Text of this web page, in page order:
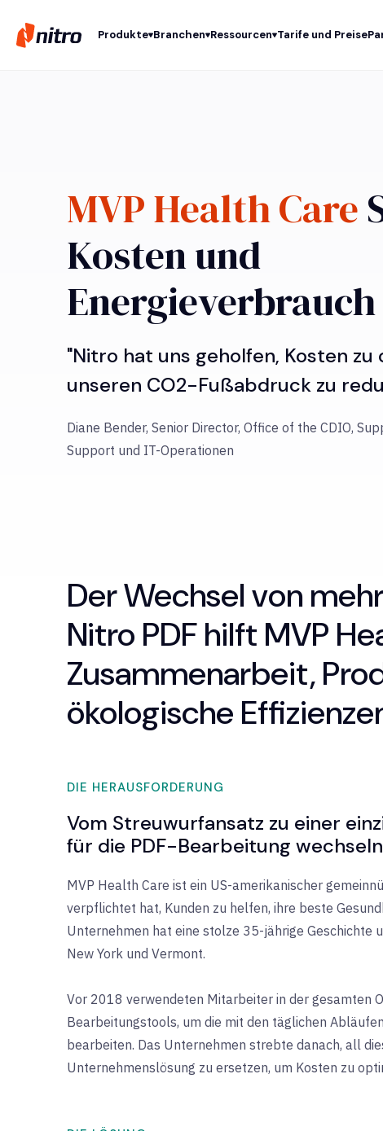
Produkte Branchen Ressourcen Tarife und Preise
MVP Health Care
Kosten und
"Nitro hat uns geholfen, Kosten
unseren CO2-Fußabdruck zu
Diane Bender, Senior Director, Office of the CDIO,
Support und IT-Operationen
Der Wechsel von
Nitro PDF hilft MVP
Zusammenarbeit,
ökologische
DIE HERAUSFORDERUNG
Vom Streuwurfansatz zu einer
für die PDF-Bearbeitung wechseln
MVP Health Care ist ein US-amerikanischer
verpflichtet hat, Kunden zu helfen, ihre beste
Unternehmen hat eine stolze 35-jährige Geschichte
New York und Vermont.
Vor 2018 verwendeten Mitarbeiter in der gesamten
Bearbeitungstools, um die mit den täglichen
bearbeiten. Das Unternehmen strebte danach, all
Unternehmenslösung zu ersetzen, um Kosten zu